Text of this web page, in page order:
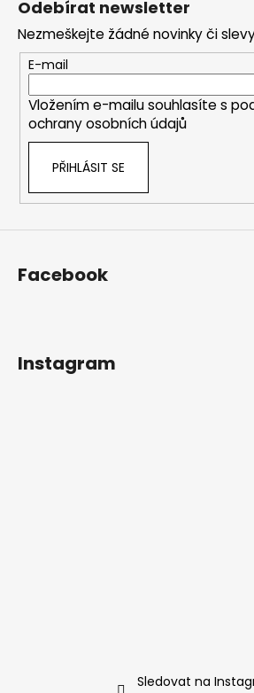
Odebírat newsletter
Nezmeškejte žádné novinky či
E-mail
Vložením e-mailu souhlasíte s
ochrany osobních údajů
PŘIHLÁSIT SE
Facebook
Instagram
Sledovat na